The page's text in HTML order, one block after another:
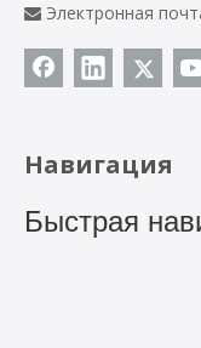
 Электронная
Навигация
Быстрая